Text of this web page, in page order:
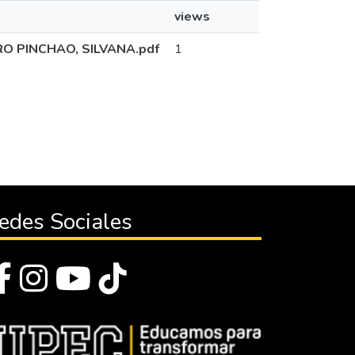
views
PINCHAO, SILVANA.pdf
1
Sociales